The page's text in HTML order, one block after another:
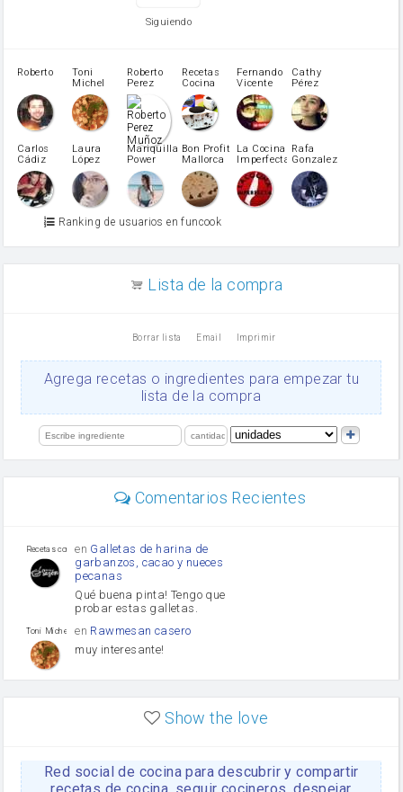
Opcional: Azúcar avainillado
patatas
pimiento rojo
Pimentón
pimiento verde
miel
vino blanco
Azúcar glass
Azúcar moreno
Zumo de limón
arroz
Ajos
salsa de soja
limón
Siguiendo
Roberto
Toni
Michel
Caubet
Roberto
Perez
Muñoz
Recetas
Cocina
Fernando
Vicente
Cathy
Pérez
Carlos
Cádiz
Laura
López
Martínez
Mariquilla
Power
Bon Profit
Mallorca
La Cocina
Imperfecta
Rafa
Gonzalez
Ranking de usuarios en funcook
Lista de la compra
Borrar lista Email Imprimir
Agrega recetas o ingredientes para empezar tu
lista de la compra
Comentarios Recientes
Recetas con sazon
en Galletas de harina de
garbanzos, cacao y nueces
pecanas
Qué buena pinta! Tengo que
probar estas galletas.
Toni Michel Caubet
en Rawmesan casero
muy interesante!
enLasaña casera fácil y
HOJALDROSA TV
enGachas de la abuela
Rosa
Show the love
Red social de cocina para descubrir y compartir